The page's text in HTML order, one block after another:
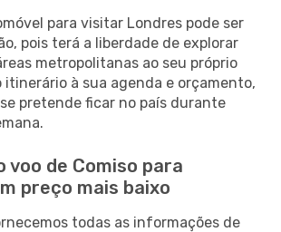
para visitar Londres pode ser
pois terá a liberdade de explorar
metropolitanas ao seu próprio
itinerário à sua agenda e orçamento,
pretende ficar no país durante
voo de Comiso para
preço mais baixo
todas as informações de